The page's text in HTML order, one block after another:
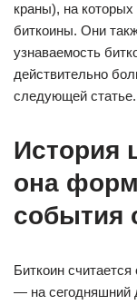
краны), на
биткоины. Они
узнаваемость
действительно
следующей статье.
История
она
события
Биткоин
— на сегодняшний